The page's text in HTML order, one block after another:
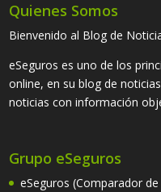
Quienes Somos
Bienvenido al Blog de
eSeguros es uno de los
online, en su blog de
noticias con información
Grupo eSeguros
eSeguros (Comparador